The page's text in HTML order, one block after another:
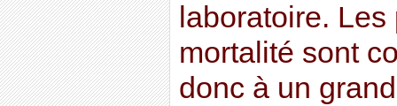
laboratoire.
mortalité sont
donc à un